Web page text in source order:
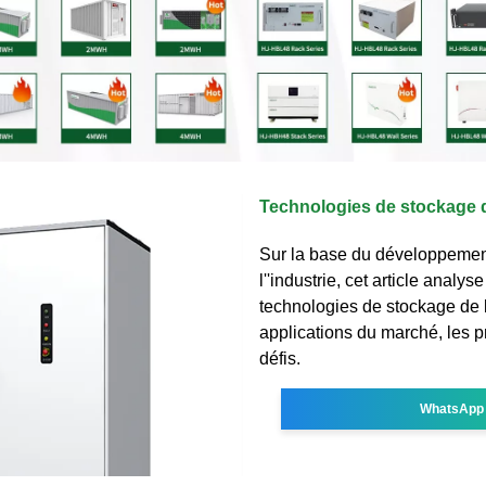
Technologies de stockage
Sur la base du
l''industrie, cet article
technologies de stockage de
applications du marché, les
défis.
WhatsApp